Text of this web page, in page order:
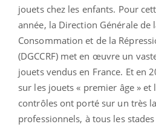
jouets chez les enfants. Pour
année, la Direction Générale de
Consommation et de la
(DGCCRF) met en œuvre un
jouets vendus en France. Et en
sur les jouets « premier âge » et
contrôles ont porté sur un très
professionnels, à tous les